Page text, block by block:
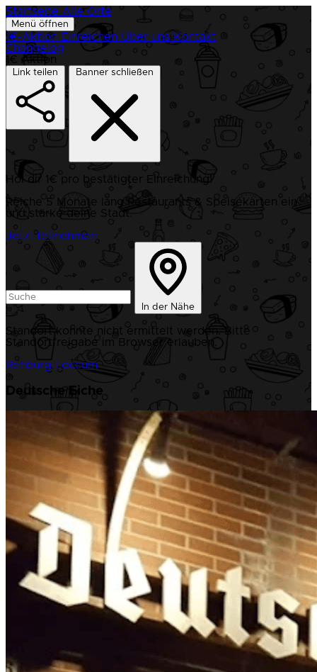
Startseite Alle Orte
Menü öffnen
1€-Aktion Einreichen Über uns Kontakt
Changelog
1€ Aktion
Link teilen Banner schließen
Hol dir 1€ pro bestätigter Einreichung!
Reiche 5 Monate lang Restaurants & Speisekarten ein
und stärke deine Stadt.
Jetzt teilnehmen
In der Nähe
Standort konnte nicht ermittelt werden. Bitte
Standortfreigabe im Browser erlauben.
Rehburg-Loccum
Deutsche Eiche